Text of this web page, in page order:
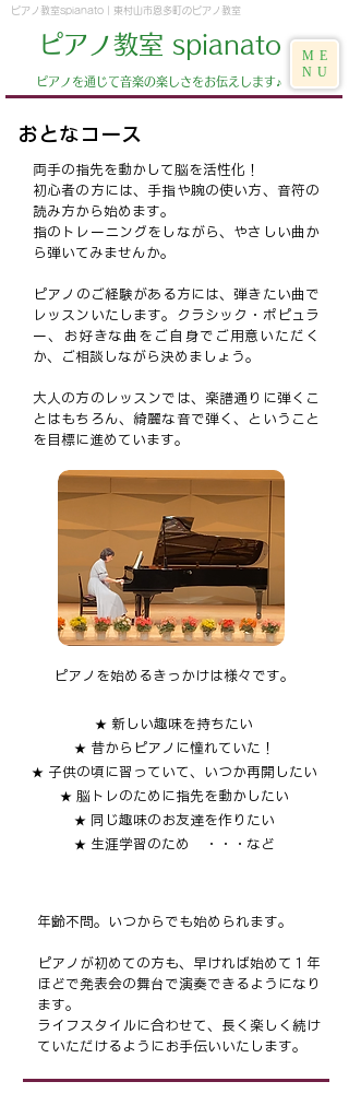
ピアノ教室spianato | 東村山市恩多町のピアノ教室
ピアノ教室 spianato
​ピアノを通じて音楽の楽しさをお伝えします♪
ME
NU
おとなコース
両手の指先を動かして脳を活性化！
初心者の方には、手指や腕の使い方、音符の
読み方から始めます。
指のトレーニングをしながら、やさしい曲か
ら弾いてみませんか。
ピアノのご経験がある方には、弾きたい曲で
レッスンいたします。クラシック・ポピュラ
ー、お好きな曲をご自身でご用意いただく
か、ご相談しながら決めましょう。
大人の方のレッスンでは、楽譜通りに弾くこ
とはもちろん、綺麗な音で弾く、ということ
を目標に進めています。
ピアノを始めるきっかけは様々です。
★ 新しい趣味を持ちたい
★ 昔からピアノに憧れていた！
★ 子供の頃に習っていて、いつか再開したい
★ 脳トレのために指先を動かしたい
★ 同じ趣味のお友達を作りたい
★ 生涯学習のため ・・・など
年齢不問。いつからでも始められます。
ピアノが初めての方も、早ければ始めて１年
ほどで発表会の舞台で演奏できるようになり
ます。
​ライフスタイルに合わせて、長く楽しく続け
ていただけるようにお手伝いいたします。